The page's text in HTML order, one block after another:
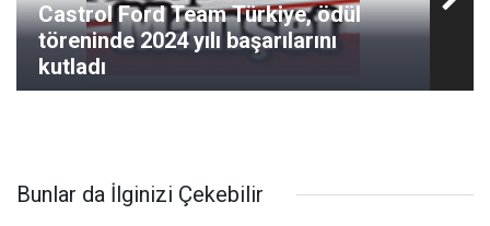
Castrol Ford Team Türkiye, ödül
töreninde 2024 yılı başarılarını
kutladı
Bunlar da İlginizi Çekebilir